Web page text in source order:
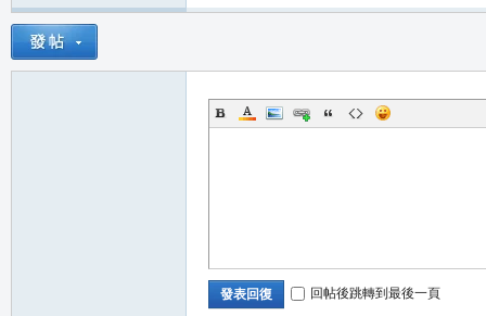
發表回復 回帖後跳轉到最後一頁